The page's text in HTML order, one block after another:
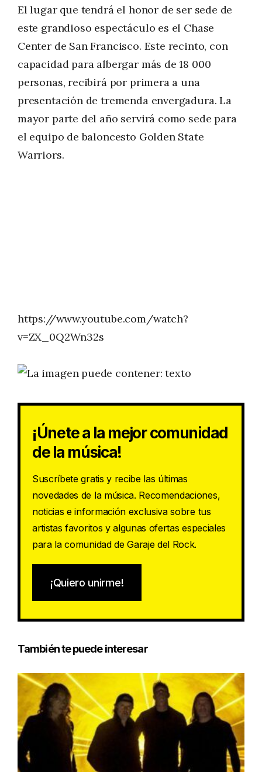
El lugar que tendrá el honor de ser sede de
este grandioso espectáculo es el Chase
Center de San Francisco. Este recinto, con
capacidad para albergar más de 18 000
personas, recibirá por primera a una
presentación de tremenda envergadura. La
mayor parte del año servirá como sede para
el equipo de baloncesto Golden State
Warriors.
https://www.youtube.com/watch?
v=ZX_0Q2Wn32s
¡Únete a la mejor comunidad
de la música!
Suscríbete gratis y recibe las últimas
novedades de la música. Recomendaciones,
noticias e información exclusiva sobre tus
artistas favoritos y algunas ofertas especiales
para la comunidad de Garaje del Rock.
¡Quiero unirme!
También te puede interesar